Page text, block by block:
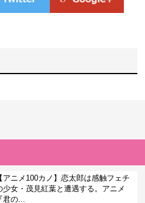
【アニメ100カノ】恋太郎は感触フェチ
少女・茂見紅葉と遭遇する。アニメ
『君の...